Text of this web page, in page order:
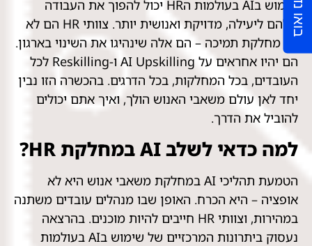
שימוש בAI בעולמות הHR יכול להפוך את העבודה
שלהם ליעילה, מדויקת ואנושית יותר. צוותי HR הם לא
רק מחלקת תמיכה – הם אלה שינהיגו את השינוי בארגון.
הם יהיו אחראים על AI Upskilling ו-Reskilling לכל
העובדים, בכל המחלקות, בכל הדרגים. בהכשרה הזו נבין
יחד לאן עולם משאבי האנוש הולך, ואיך אתם יכולים
להוביל את הדרך.
למה כדאי לשלב AI במחלקת HR?
הטמעת תהליכי AI במחלקת משאבי אנוש היא לא
אופציה – היא הכרח. האופן שבו מנהלים עובדים משתנה
במהירות, וצוותי HR חייבים להיות מוכנים. בהרצאה
נעסוק ביתרונות המרכזיים של שימוש בAI בעולמות